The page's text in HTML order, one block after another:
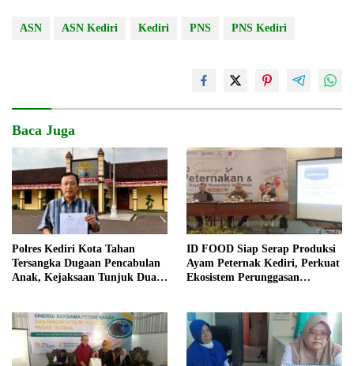
ASN ASN Kediri Kediri PNS PNS Kediri
Baca Juga
Polres Kediri Kota Tahan
Tersangka Dugaan Pencabulan
Anak, Kejaksaan Tunjuk Dua
ID FOOD Siap Serap Produksi
Ayam Peternak Kediri, Perkuat
Ekosistem Perunggasan